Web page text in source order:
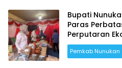
Bupati
Paras
Perputaran
Pemkab Nunukan